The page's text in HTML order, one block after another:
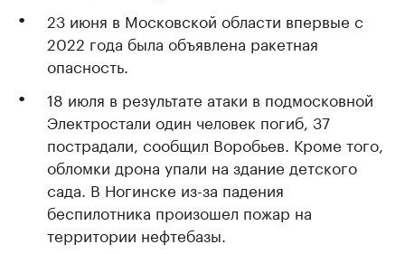
23 июня в Московской области впервые с
2022 года была объявлена ракетная
опасность.
18 июля в результате атаки в подмосковной
Электростали один человек погиб, 37
пострадали, сообщил Воробьев. Кроме того,
обломки дрона упали на здание детского
сада. В Ногинске из-за падения
беспилотника произошел пожар на
территории нефтебазы.